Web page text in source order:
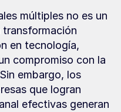
múltiples no es un
en tecnología,
compromiso con la
embargo, los
que logran
efectivas generan